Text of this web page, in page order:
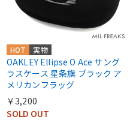
HOT 実物
OAKLEY Ellipse O Ace サング
ラスケース 星条旗 ブラック ア
メリカンフラッグ
￥3,200
SOLD OUT